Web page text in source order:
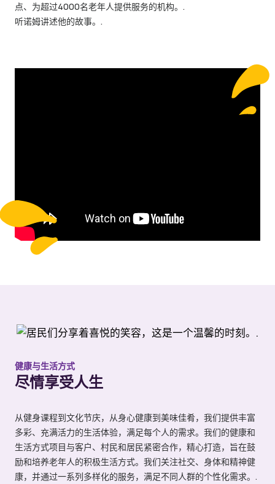
点、为超过4000名老年人提供服务的机构。.
听诺姆讲述他的故事。.
健康与生活方式
尽情享受人生
从健身课程到文化节庆，从身心健康到美味佳肴，我们提供丰富
多彩、充满活力的生活体验，满足每个人的需求。我们的健康和
生活方式项目与客户、村民和居民紧密合作，精心打造，旨在鼓
励和培养老年人的积极生活方式。我们关注社交、身体和精神健
康，并通过一系列多样化的服务，满足不同人群的个性化需求。.